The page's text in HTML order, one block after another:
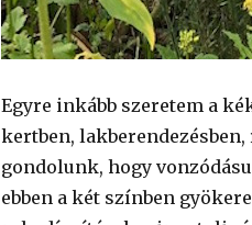
Egyre inkább szeretem a
kertben,
gondolunk, hogy
ebben a két színben